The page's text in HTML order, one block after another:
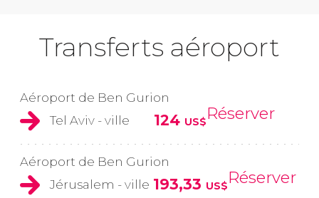
Transferts aéroport
Aéroport de Ben Gurion
Tel Aviv - ville
124 US$Réserver
Aéroport de Ben Gurion
Jérusalem - ville 193,33 US$Réserver